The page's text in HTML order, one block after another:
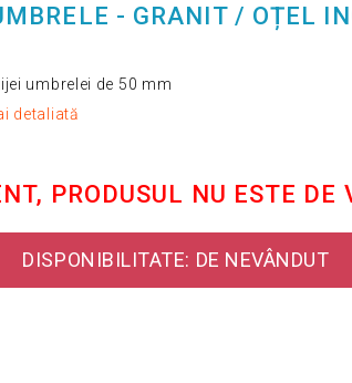
- GRANIT / OȚEL
umbrelei de 50 mm
detaliată
PRODUSUL NU ESTE DE
DISPONIBILITATE: DE NEVÂNDUT